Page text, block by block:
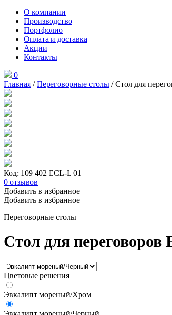
О компании
Производство
Портфолио
Оплата и доставка
Акции
Контакты
0
Главная /Переговорные столы / Стол для
Код: 109 402 ECL-L 01
0 отзывов
Добавить в избранное
Добавить в избранное
Переговорные столы
Стол для переговоров
Цветовые решения
Эвкалипт мореный/Хром
Эвкалипт мореный/Черный